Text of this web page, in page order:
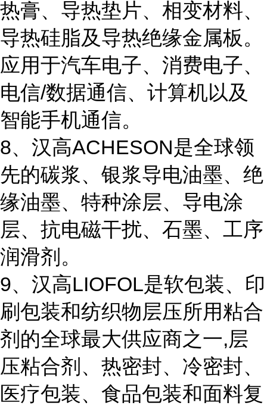
热膏、导热垫片、相变材料、
导热硅脂及导热绝缘金属板。
应用于汽车电子、消费电子、
电信/数据通信、计算机以及
智能手机通信。
8、汉高ACHESON是全球领
先的碳浆、银浆导电油墨、绝
缘油墨、特种涂层、导电涂
层、抗电磁干扰、石墨、工序
润滑剂。
9、汉高LIOFOL是软包装、印
刷包装和纺织物层压所用粘合
剂的全球最大供应商之一,层
压粘合剂、热密封、冷密封、
医疗包装、食品包装和面料复